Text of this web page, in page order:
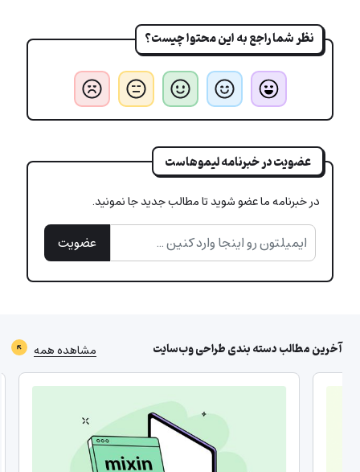
نظر شما راجع به این محتوا چیست؟
عضویت در خبرنامه لیموهاست
در خبرنامه ما عضو شوید تا مطالب جدید جا نمونید.
عضویت
آخرین مطالب دسته بندیطراحی وب‌سایت مشاهده همه